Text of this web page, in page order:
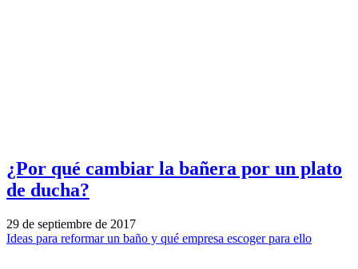
¿Por qué cambiar la bañera por un plato
de ducha?
29 de septiembre de 2017
Ideas para reformar un baño y qué empresa escoger para ello